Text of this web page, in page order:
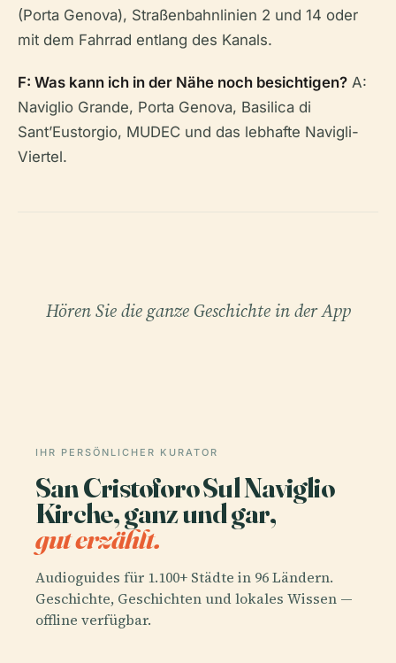
(Porta Genova), Straßenbahnlinien 2 und 14 oder
mit dem Fahrrad entlang des Kanals.
F: Was kann ich in der Nähe noch besichtigen? A:
Naviglio Grande, Porta Genova, Basilica di
Sant’Eustorgio, MUDEC und das lebhafte Navigli-
Viertel.
Hören Sie die ganze Geschichte in der App
IHR PERSÖNLICHER KURATOR
San Cristoforo Sul Naviglio
Kirche, ganz und gar,
gut erzählt.
Audioguides für 1.100+ Städte in 96 Ländern.
Geschichte, Geschichten und lokales Wissen —
offline verfügbar.